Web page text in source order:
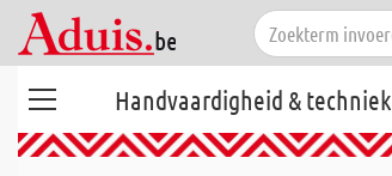
Handvaardigheid & techniek